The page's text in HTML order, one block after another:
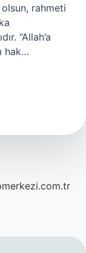
rahmeti
“Allah’a
hak…